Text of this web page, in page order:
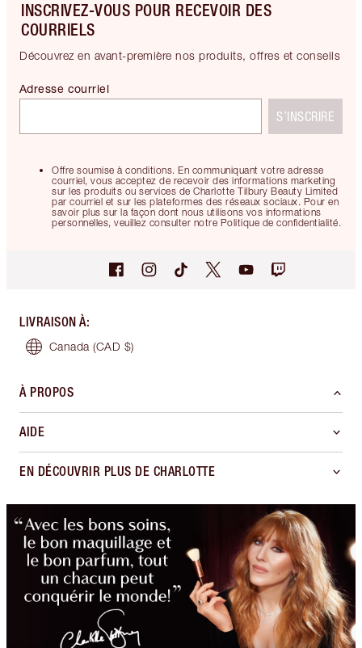
INSCRIVEZ-VOUS POUR RECEVOIR DES
COURRIELS
Découvrez en avant-première nos produits, offres et conseils
Offre soumise à conditions. En communiquant votre adresse
courriel, vous acceptez de recevoir des informations marketing
sur les produits ou services de Charlotte Tilbury Beauty Limited
par courriel et sur les plateformes des réseaux sociaux. Pour en
savoir plus sur la façon dont nous utilisons vos informations
personnelles, veuillez consulter notre Politique de confidentialité.
Adresse courriel
S’INSCRIRE
LIVRAISON À:
Canada (CAD $)
À PROPOS
AIDE
EN DÉCOUVRIR PLUS DE CHARLOTTE